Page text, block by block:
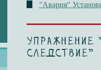
"Авария"
Упражнение
следствие"